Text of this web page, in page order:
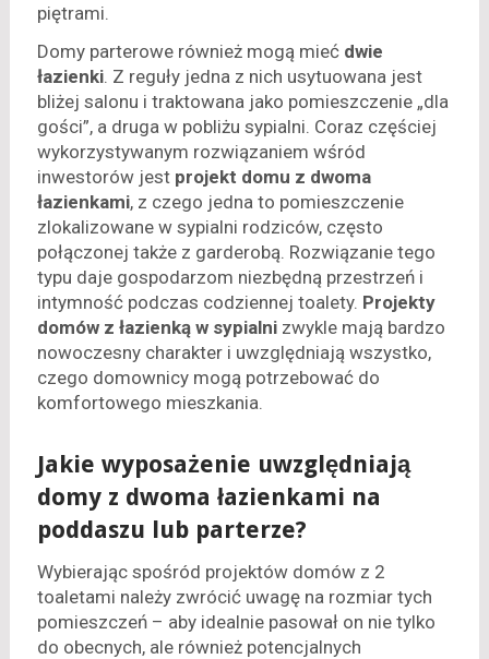
piętrami.
Domy parterowe również mogą mieć dwie
łazienki. Z reguły jedna z nich usytuowana jest
bliżej salonu i traktowana jako pomieszczenie „dla
gości”, a druga w pobliżu sypialni. Coraz częściej
wykorzystywanym rozwiązaniem wśród
inwestorów jest projekt domu z dwoma
łazienkami, z czego jedna to pomieszczenie
zlokalizowane w sypialni rodziców, często
połączonej także z garderobą. Rozwiązanie tego
typu daje gospodarzom niezbędną przestrzeń i
intymność podczas codziennej toalety. Projekty
domów z łazienką w sypialnizwykle mają bardzo
nowoczesny charakter i uwzględniają wszystko,
czego domownicy mogą potrzebować do
komfortowego mieszkania.
Jakie wyposażenie uwzględniają
domy z dwoma łazienkami na
poddaszu lub parterze?
Wybierając spośród projektów domów z 2
toaletami należy zwrócić uwagę na rozmiar tych
pomieszczeń – aby idealnie pasował on nie tylko
do obecnych, ale również potencjalnych